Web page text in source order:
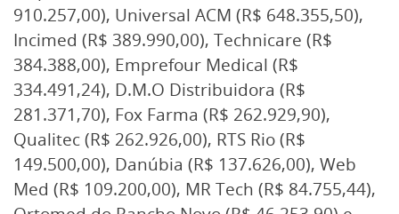
910.257,00), Universal ACM (R$ 648.355,50),
Incimed (R$ 389.990,00), Technicare (R$
384.388,00), Emprefour Medical (R$
334.491,24), D.M.O Distribuidora (R$
281.371,70), Fox Farma (R$ 262.929,90),
Qualitec (R$ 262.926,00), RTS Rio (R$
149.500,00), Danúbia (R$ 137.626,00), Web
Med (R$ 109.200,00), MR Tech (R$ 84.755,44),